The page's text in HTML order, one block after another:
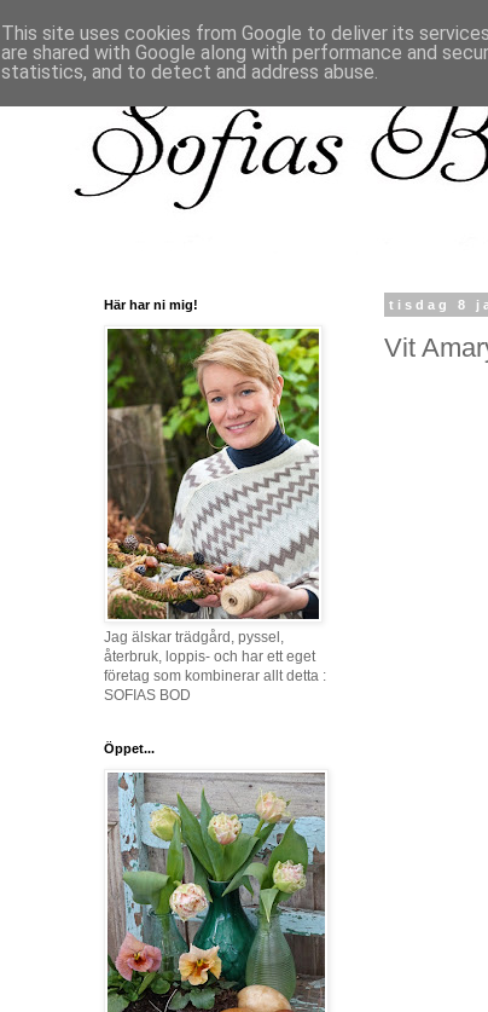
tisdag 8
Vit
Här har ni mig!
Jag älskar trädgård, pyssel,
återbruk, loppis- och har ett eget
företag som kombinerar allt detta :
SOFIAS BOD
Öppet...
This site uses cookies from Google to deliver its
are shared with Google along with performance and
statistics, and to detect and address abuse.